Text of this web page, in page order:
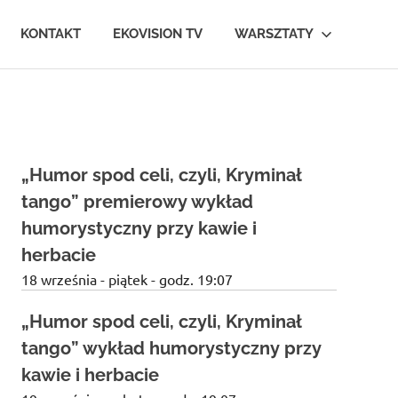
KONTAKT EKOVISION TV WARSZTATY
„Humor spod celi, czyli, Kryminał
tango” premierowy wykład
humorystyczny przy kawie i
herbacie
18 września - piątek - godz. 19:07
„Humor spod celi, czyli, Kryminał
tango” wykład humorystyczny przy
kawie i herbacie